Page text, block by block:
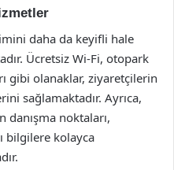
daha da keyifli hale
Ücretsiz Wi-Fi, otopark
gibi olanaklar, ziyaretçilerin
sağlamaktadır. Ayrıca,
danışma noktaları,
bilgilere kolayca